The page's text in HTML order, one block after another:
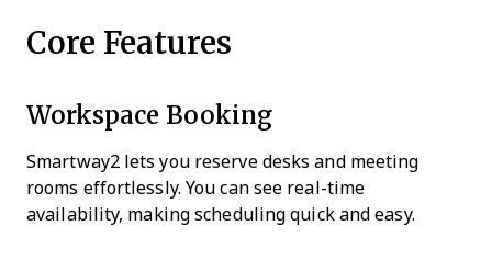
Core Features
Workspace Booking
Smartway2 lets you reserve desks and meeting
rooms effortlessly. You can see real-time
availability, making scheduling quick and easy.